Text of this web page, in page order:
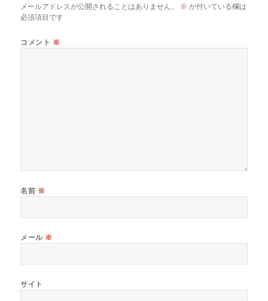
メールアドレスが公開されることはありません。 ※ が付いている欄は
必須項目です
コメント ※
名前 ※
メール ※
サイト